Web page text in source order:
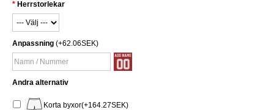
Herrstorlekar
Anpassning (+62.06SEK)
Andra alternativ
Korta byxor(+164.27SEK)